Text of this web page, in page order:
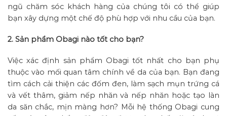
ngũ chăm sóc khách hàng của chúng tôi có thể giúp
bạn xây dựng một chế độ phù hợp với nhu cầu của bạn.
2. Sản phẩm Obagi nào tốt cho bạn?
Việc xác định sản phẩm Obagi tốt nhất cho bạn phụ
thuộc vào mối quan tâm chính về da của bạn. Bạn đang
tìm cách cải thiện các đốm đen, làm sạch mụn trứng cá
và vết thâm, giảm nếp nhăn và nếp nhăn hoặc tạo làn
da săn chắc, mịn màng hơn? Mỗi hệ thống Obagi cung